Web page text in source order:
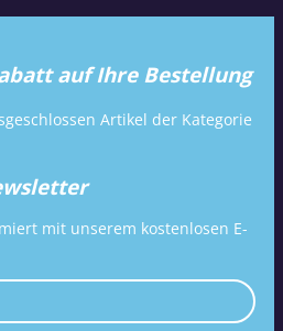
auf Ihre Bestellung
Artikel der Kategorie
mit unserem kostenlosen E-